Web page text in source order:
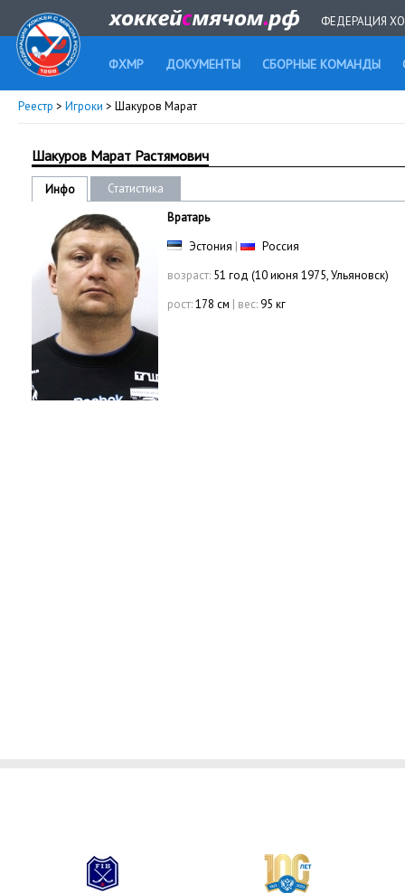
ФЕДЕРАЦИЯ
ФХМР ДОКУМЕНТЫ СБОРНЫЕ КОМАНДЫ
Реестр > Игроки > Шакуров Марат
Шакуров Марат Растямович
Инфо
Статистика
Вратарь
Эстония |
Россия
возраст: 51 год (10 июня 1975, Ульяновск)
рост:178 см | вес: 95 кг